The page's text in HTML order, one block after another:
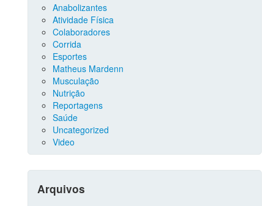
Anabolizantes
Atividade Física
Colaboradores
Corrida
Esportes
Matheus Mardenn
Musculação
Nutrição
Reportagens
Saúde
Uncategorized
Video
Arquivos